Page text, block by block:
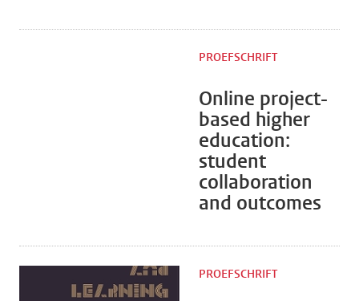
Online project-
based higher
education:
student
collaboration
and outcomes
PROEFSCHRIFT
PROEFSCHRIFT